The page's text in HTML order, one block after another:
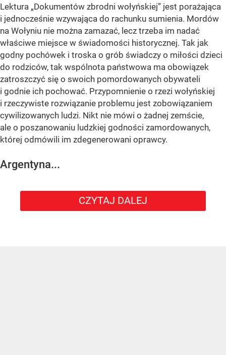
Lektura „Dokumentów zbrodni wołyńskiej” jest porażająca
i jednocześnie wzywająca do rachunku sumienia. Mordów
na Wołyniu nie można zamazać, lecz trzeba im nadać
właściwe miejsce w świadomości historycznej. Tak jak
godny pochówek i troska o grób świadczy o miłości dzieci
do rodziców, tak wspólnota państwowa ma obowiązek
zatroszczyć się o swoich pomordowanych obywateli
i godnie ich pochować. Przypomnienie o rzezi wołyńskiej
i rzeczywiste rozwiązanie problemu jest zobowiązaniem
cywilizowanych ludzi. Nikt nie mówi o żadnej zemście,
ale o poszanowaniu ludzkiej godności zamordowanych,
której odmówili im zdegenerowani oprawcy.
Argentyna...
CZYTAJ DALEJ